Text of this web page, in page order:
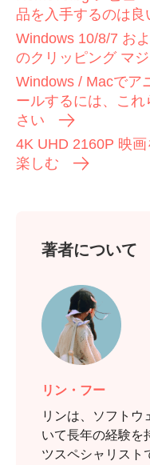
品を入手するのは
Windows 10/8/7 お
のクリッピング マ
Windows / Macでア
ールするには、こ
さい
4K UHD 2160P 映
楽しむ
著者について
リン・フー
リンは、ソフトウ
いて長年の経験を
ツスペシャリスト